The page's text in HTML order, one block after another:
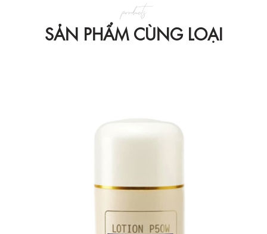
SẢN PHẨM CÙNG LOẠI
products